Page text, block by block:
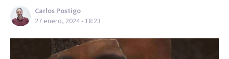
Carlos Postigo
27 enero, 2024 - 18:23